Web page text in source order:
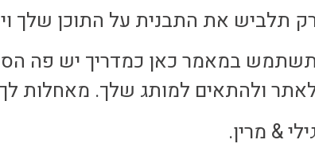
תלביש את התבנית על התוכן שלך
תשתמש במאמר כאן כמדריך יש פה
ולהתאים למותג שלך. מאחלות לך
& מרין.